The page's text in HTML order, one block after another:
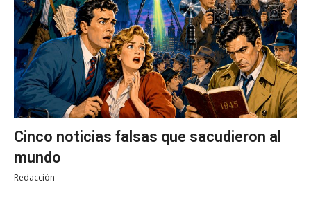
Cinco noticias falsas que sacudieron al
mundo
Redacción